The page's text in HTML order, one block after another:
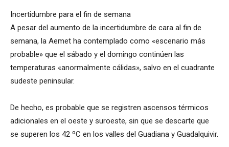
Incertidumbre para el fin de semana
A pesar del aumento de la incertidumbre de cara al fin de
semana, la Aemet ha contemplado como «escenario más
probable» que el sábado y el domingo continúen las
temperaturas «anormalmente cálidas», salvo en el cuadrante
sudeste peninsular.
De hecho, es probable que se registren ascensos térmicos
adicionales en el oeste y suroeste, sin que se descarte que
se superen los 42 ºC en los valles del Guadiana y Guadalquivir.